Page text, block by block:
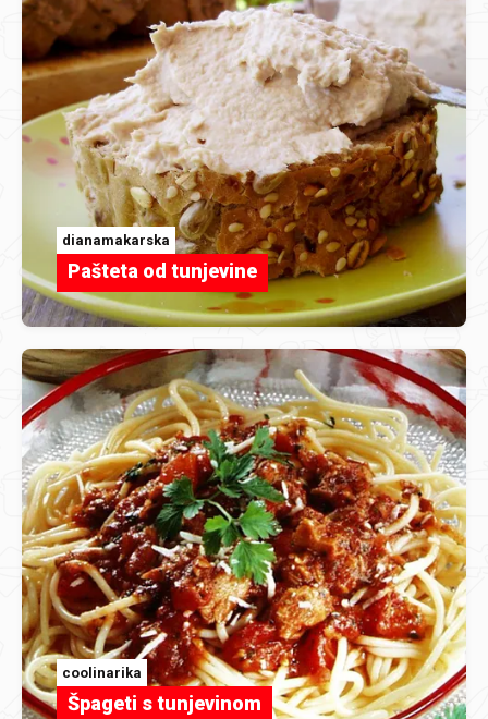
dianamakarska
Pašteta od tunjevine
coolinarika
Špageti s tunjevinom